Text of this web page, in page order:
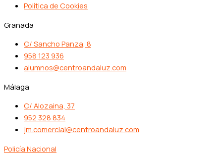
Política de Cookies
Granada
C/ Sancho Panza, 8
958 123 936
alumnos@centroandaluz.com
Málaga
C/ Alozaina, 37
952 328 834
jm.comercial@centroandaluz.com
Policía Nacional